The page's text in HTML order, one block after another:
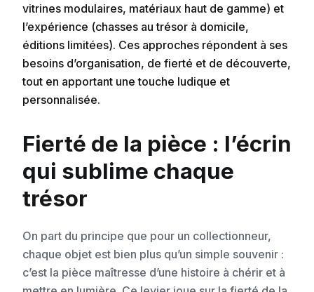
vitrines modulaires, matériaux haut de gamme) et
l’expérience (chasses au trésor à domicile,
éditions limitées). Ces approches répondent à ses
besoins d’organisation, de fierté et de découverte,
tout en apportant une touche ludique et
personnalisée.
Fierté de la pièce : l’écrin
qui sublime chaque
trésor
On part du principe que pour un collectionneur,
chaque objet est bien plus qu’un simple souvenir :
c’est la pièce maîtresse d’une histoire à chérir et à